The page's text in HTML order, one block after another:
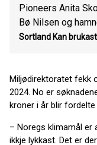
Pioneers Anita
Bø Nilsen og
Sortland Kan
Miljødirektoratet fekk
2024. No er
kroner i år blir
– Noregs klimamål er
ikkje lykkast. Det er